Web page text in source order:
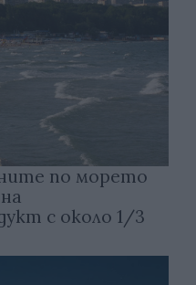
по морето
с около 1/3